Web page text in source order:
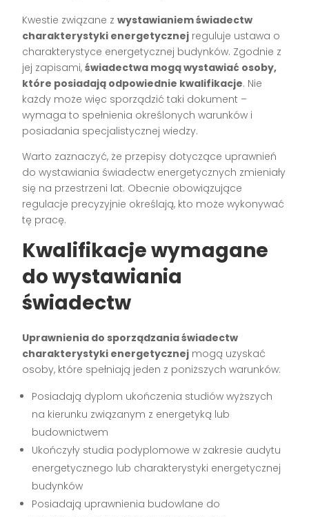
Kwestie związane zwystawianiem świadectw
charakterystyki energetycznej reguluje ustawa o
charakterystyce energetycznej budynków. Zgodnie z
jej zapisami,świadectwa mogą wystawiać osoby,
które posiadają odpowiednie kwalifikacje. Nie
każdy może więc sporządzić taki dokument –
wymaga to spełnienia określonych warunków i
posiadania specjalistycznej wiedzy.
Warto zaznaczyć, że przepisy dotyczące uprawnień
do wystawiania świadectw energetycznych zmieniały
się na przestrzeni lat. Obecnie obowiązujące
regulacje precyzyjnie określają, kto może wykonywać
tę pracę.
Kwalifikacje wymagane
do wystawiania
świadectw
Uprawnienia do sporządzania świadectw
charakterystyki energetycznej mogą uzyskać
osoby, które spełniają jeden z poniższych warunków:
Posiadają dyplom ukończenia studiów wyższych
na kierunku związanym z energetyką lub
budownictwem
Ukończyły studia podyplomowe w zakresie audytu
energetycznego lub charakterystyki energetycznej
budynków
Posiadają uprawnienia budowlane do